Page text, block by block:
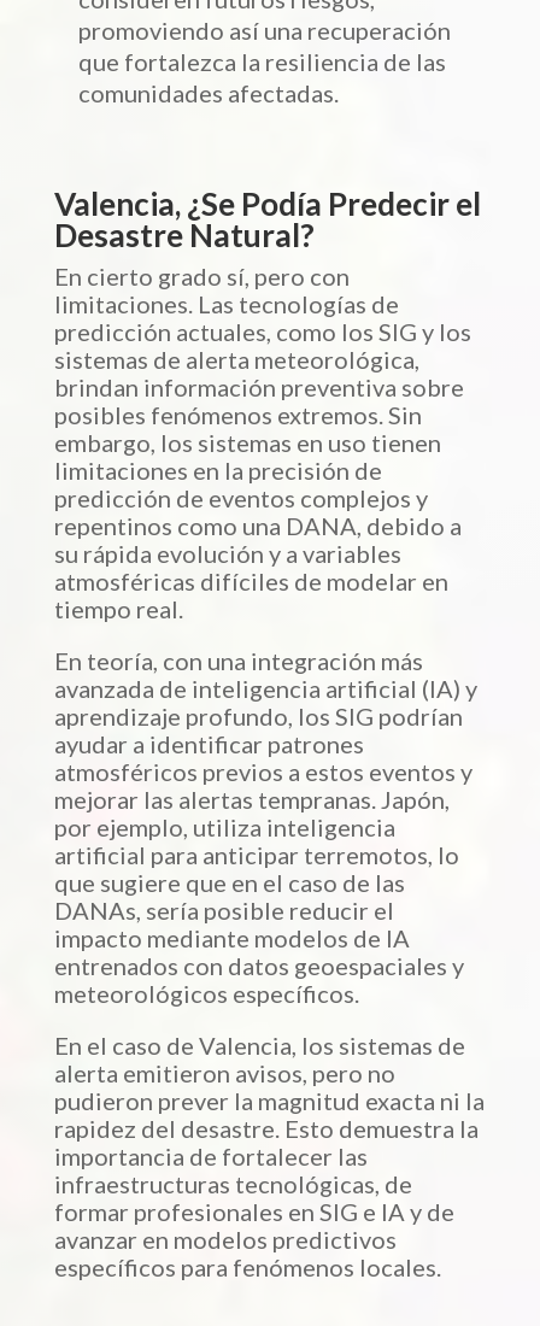
promoviendo así una recuperación
que fortalezca la resiliencia de las
comunidades afectadas.
Valencia, ¿Se Podía Predecir el
Desastre Natural?
En cierto grado sí, pero con
limitaciones. Las tecnologías de
predicción actuales, como los SIG y los
sistemas de alerta meteorológica,
brindan información preventiva sobre
posibles fenómenos extremos. Sin
embargo, los sistemas en uso tienen
limitaciones en la precisión de
predicción de eventos complejos y
repentinos como una DANA, debido a
su rápida evolución y a variables
atmosféricas difíciles de modelar en
tiempo real.
En teoría, con una integración más
avanzada de inteligencia artificial (IA) y
aprendizaje profundo, los SIG podrían
ayudar a identificar patrones
atmosféricos previos a estos eventos y
mejorar las alertas tempranas. Japón,
por ejemplo, utiliza inteligencia
artificial para anticipar terremotos, lo
que sugiere que en el caso de las
DANAs, sería posible reducir el
impacto mediante modelos de IA
entrenados con datos geoespaciales y
meteorológicos específicos.
En el caso de Valencia, los sistemas de
alerta emitieron avisos, pero no
pudieron prever la magnitud exacta ni la
rapidez del desastre. Esto demuestra la
importancia de fortalecer las
infraestructuras tecnológicas, de
formar profesionales en SIG e IA y de
avanzar en modelos predictivos
específicos para fenómenos locales.